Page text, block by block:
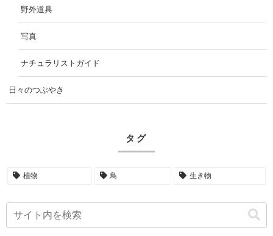
野外道具
写真
ナチュラリストガイド
日々のつぶやき
タグ
植物 鳥 生き物